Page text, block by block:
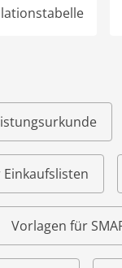
Vorlagen für